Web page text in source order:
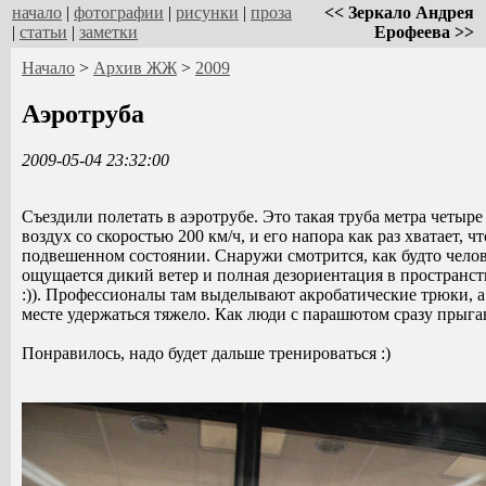
начало | фотографии | рисунки | проза
| статьи | заметки
<< Зеркало Андрея
Ерофеева >>
Начало > Архив ЖЖ > 2009
Аэротруба
2009-05-04 23:32:00
Съездили полетать в аэротрубе. Это такая труба метра
воздух со скоростью 200 км/ч, и его напора как раз хватает,
подвешенном состоянии. Снаружи смотрится, как будто
ощущается дикий ветер и полная дезориентация в
:)). Профессионалы там выделывают акробатические трюки,
месте удержаться тяжело. Как люди с парашютом сразу
Понравилось, надо будет дальше тренироваться :)